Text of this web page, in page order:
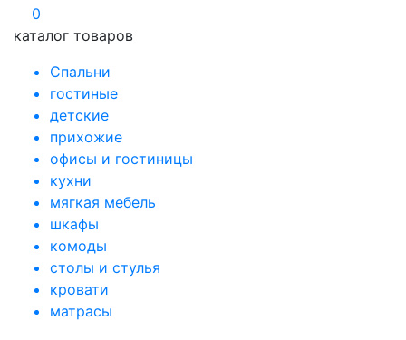
0
каталог товаров
Спальни
гостиные
детские
прихожие
офисы и гостиницы
кухни
мягкая мебель
шкафы
комоды
столы и стулья
кровати
матрасы